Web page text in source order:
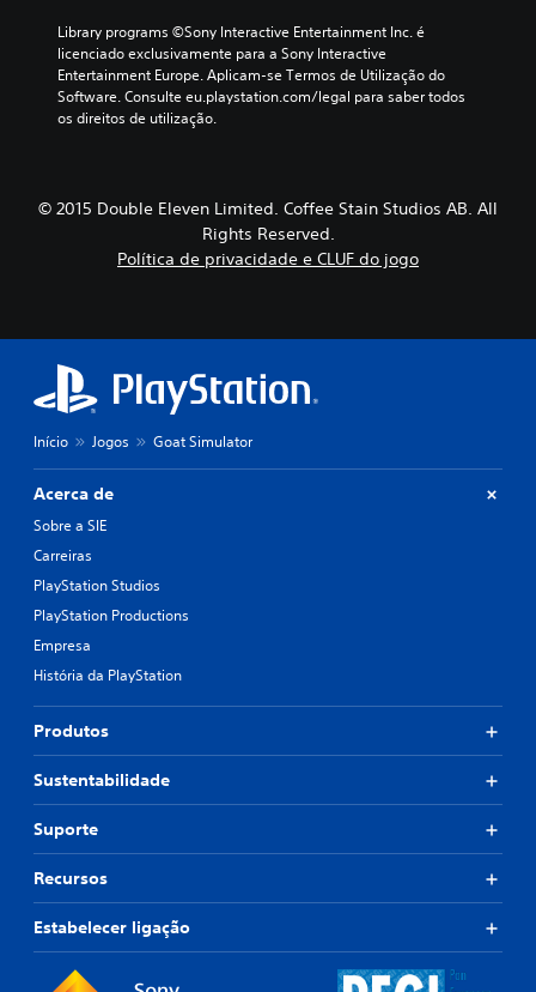
Library programs ©Sony Interactive Entertainment Inc. é
licenciado exclusivamente para a Sony Interactive
Entertainment Europe. Aplicam-se Termos de Utilização do
Software. Consulte eu.playstation.com/legal para saber todos
os direitos de utilização.
© 2015 Double Eleven Limited. Coffee Stain Studios AB. All
Rights Reserved.
Política de privacidade e CLUF do jogo
Início Jogos Goat Simulator
Acerca de
Sobre a SIE
Carreiras
PlayStation Studios
PlayStation Productions
Empresa
História da PlayStation
Produtos
Sustentabilidade
Suporte
Recursos
Estabelecer ligação